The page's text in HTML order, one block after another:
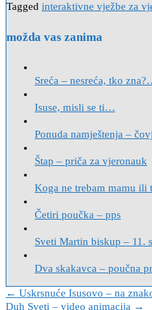
Tagged interaktivne vježbe za
možda vas zanima
Sreća – nesreća, tko
Isuse, misli se ti…
Ponuda namještenja –
Štap – priča za vjeronauk
Koga ne trebam mamu ili
Četiri poučka – pps
Sveti Martin biskup – 11.
Dva skakavca – poučna
Navigacija
← Uskrsnuće Isusovo – na
Duh Sveti – video animacija →